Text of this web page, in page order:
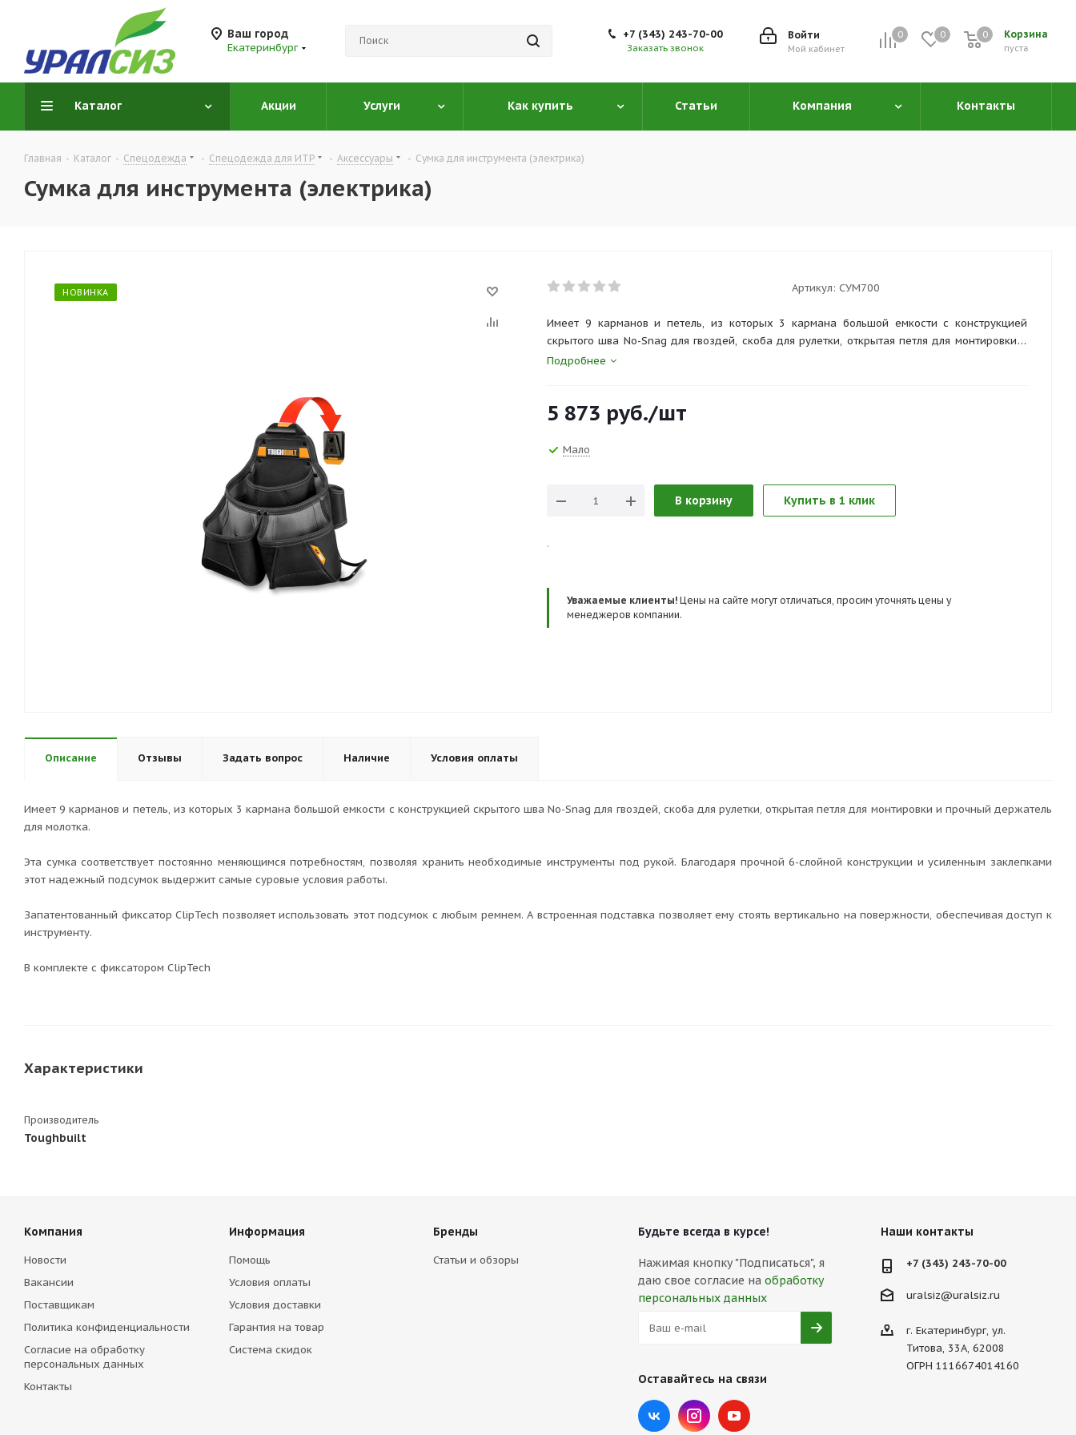
Ваш город
Екатеринбург
0 0 Корзина
0
пуста
0
Войти
Мой кабинет
+7 (343) 243-70-00
Заказать звонок
Каталог Акции Услуги Как купить Статьи Компания Контакты
Главная - Каталог - Спецодежда - Спецодежда для ИТР - Аксессуары - Сумка для инструмента (электрика)
Сумка для инструмента (электрика)
НОВИНКА Артикул: СУМ700
Имеет 9 карманов и петель, из которых 3 кармана большой емкости с конструкцией
скрытого шва No-Snag для гвоздей, скоба для рулетки, открытая петля для монтировки и
прочный держатель для молотка.
необходимые инструменты под рукой. Благодаря прочной 6-слойной конструкции и
усиленным заклепками этот надежный подсумок выдержит самые суровые условия
работы.
Запатентованный фиксатор ClipTech позволяет использовать этот подсумок с любым
ремнем. А встроенная подставка позволяет ему стоять вертикально на повержности,
обеспечивая доступ к инструменту.
Подробнее
5 873 руб./шт
Мало
В корзину Купить в 1 клик
.
Уважаемые клиенты! Цены на сайте могут отличаться, просим уточнять цены у
менеджеров компании.
Описание Отзывы Задать вопрос Наличие Условия оплаты
Имеет 9 карманов и петель, из которых 3 кармана большой емкости с конструкцией скрытого шва No-Snag для гвоздей, скоба для рулетки, открытая петля для монтировки и прочный держатель
для молотка.
Эта сумка соответствует постоянно меняющимся потребностям, позволяя хранить необходимые инструменты под рукой. Благодаря прочной 6-слойной конструкции и усиленным заклепками
этот надежный подсумок выдержит самые суровые условия работы.
Запатентованный фиксатор ClipTech позволяет использовать этот подсумок с любым ремнем. А встроенная подставка позволяет ему стоять вертикально на повержности, обеспечивая доступ к
инструменту.
В комплекте с фиксатором ClipTech
Характеристики
Производитель
Toughbuilt
Компания
Новости
Вакансии
Поставщикам
Политика конфиденциальности
Согласие на обработку
персональных данных
Контакты
Информация
Помощь
Условия оплаты
Условия доставки
Гарантия на товар
Система скидок
Бренды
Статьи и обзоры
Будьте всегда в курсе!
Нажимая кнопку "Подписаться", я
даю свое согласие на обработку
персональных данных
Оставайтесь на связи
Наши контакты
+7 (343) 243-70-00
uralsiz@uralsiz.ru
г. Екатеринбург, ул.
Титова, 33А, 62008
ОГРН 1116674014160